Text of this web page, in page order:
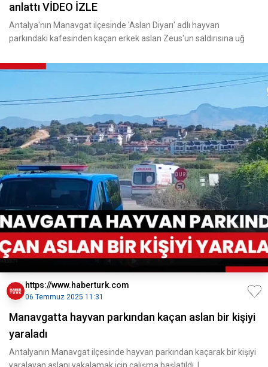
anlattı VİDEO İZLE
Antalya'nın Manavgat ilçesinde 'Aslan Diyarı' adlı hayvan
parkındaki kafesinden kaçan erkek aslan Zeus'un saldırısına uğ
https://www.haberturk.com
06 Temmuz 2025 11:31
Manavgatta hayvan parkından kaçan aslan bir kişiyi
yaraladı
Antalyanın Manavgat ilçesinde hayvan parkından kaçarak bir kişiyi